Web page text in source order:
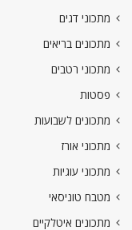
מתכוני דגים
מתכונים בריאים
מתכוני רטבים
פסטות
מתכונים לשבועות
מתכוני אורז
מתכוני עוגיות
מטבח טוניסאי
מתכונים איטלקיים